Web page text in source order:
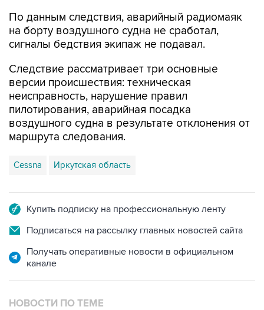
По данным следствия, аварийный радиомаяк
на борту воздушного судна не сработал,
сигналы бедствия экипаж не подавал.
Следствие рассматривает три основные
версии происшествия: техническая
неисправность, нарушение правил
пилотирования, аварийная посадка
воздушного судна в результате отклонения от
маршрута следования.
Cessna Иркутская область
Купить подписку на профессиональную ленту
Подписаться на рассылку главных новостей сайта
Получать оперативные новости в официальном
канале
НОВОСТИ ПО ТЕМЕ